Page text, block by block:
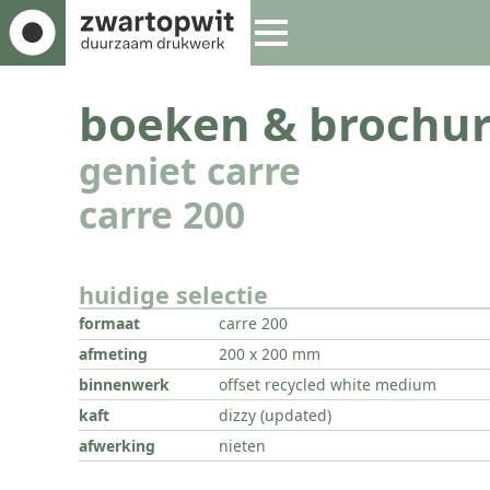
boeken &
geniet carre
carre 200
huidige selectie
formaat
carre 200
afmeting
200 x 200 mm
binnenwerk
offset recycled white medium
kaft
dizzy (updated)
afwerking
nieten